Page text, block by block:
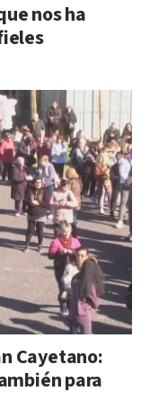
nos ha
Cayetano:
para